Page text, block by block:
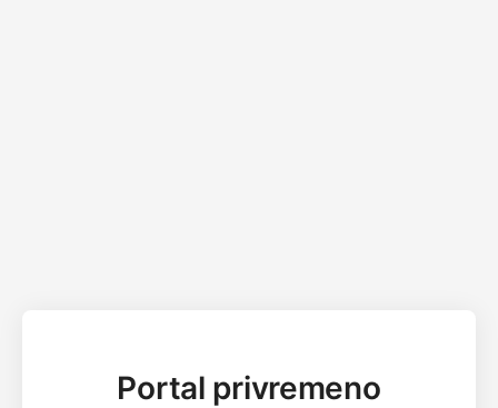
Portal privremeno